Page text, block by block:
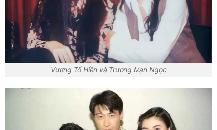
Vương Tổ Hiền và Trương Mạn Ngọc